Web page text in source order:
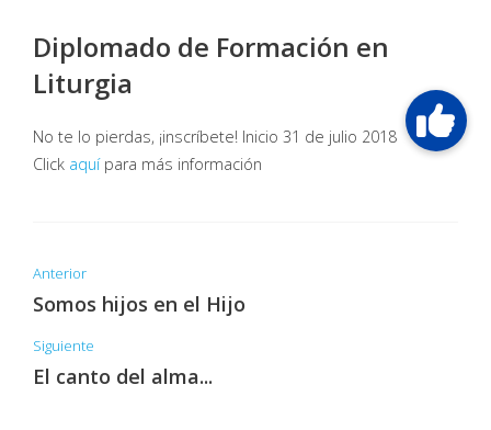
Diplomado de Formación en
Liturgia
No te lo pierdas, ¡inscríbete! Inicio 31 de julio 2018
Click aquípara más información
Anterior
Somos hijos en el Hijo
Siguiente
El canto del alma...